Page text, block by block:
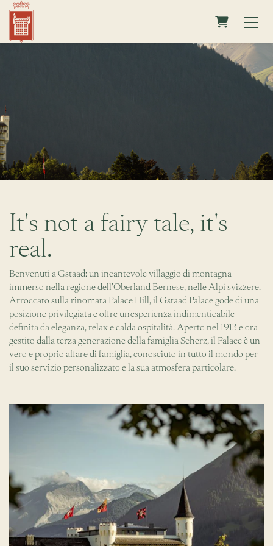
It's not a fairy tale, it's
real.
Benvenuti a Gstaad: un incantevole villaggio di montagna
immerso nella regione dell'Oberland Bernese, nelle Alpi svizzere.
Arroccato sulla rinomata Palace Hill, il Gstaad Palace gode di una
posizione privilegiata e offre un'esperienza indimenticabile
definita da eleganza, relax e calda ospitalità. Aperto nel 1913 e ora
gestito dalla terza generazione della famiglia Scherz, il Palace è un
vero e proprio affare di famiglia, conosciuto in tutto il mondo per
il suo servizio personalizzato e la sua atmosfera particolare.